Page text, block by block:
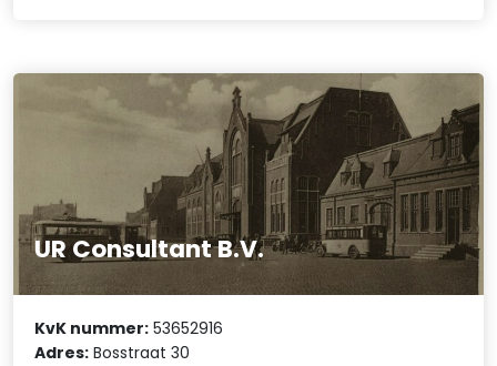
UR Consultant B.V.
KvK nummer: 53652916
Adres: Bosstraat 30